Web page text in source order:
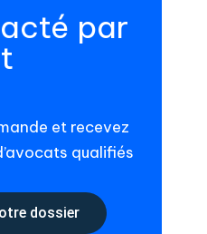
par
et recevez
qualifiés
dossier